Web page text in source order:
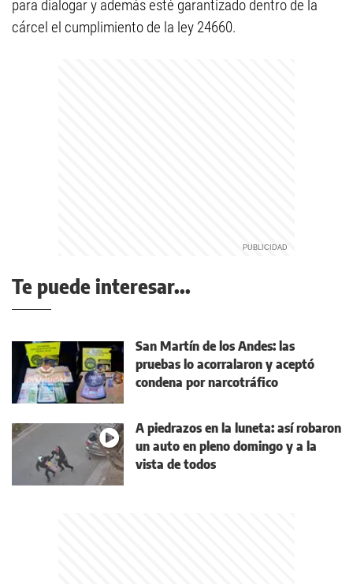
para dialogar y además esté garantizado dentro de la
cárcel el cumplimiento de la ley 24660.
Te puede interesar...
San Martín de los Andes: las
pruebas lo acorralaron y aceptó
condena por narcotráfico
A piedrazos en la luneta: así robaron
un auto en pleno domingo y a la
vista de todos